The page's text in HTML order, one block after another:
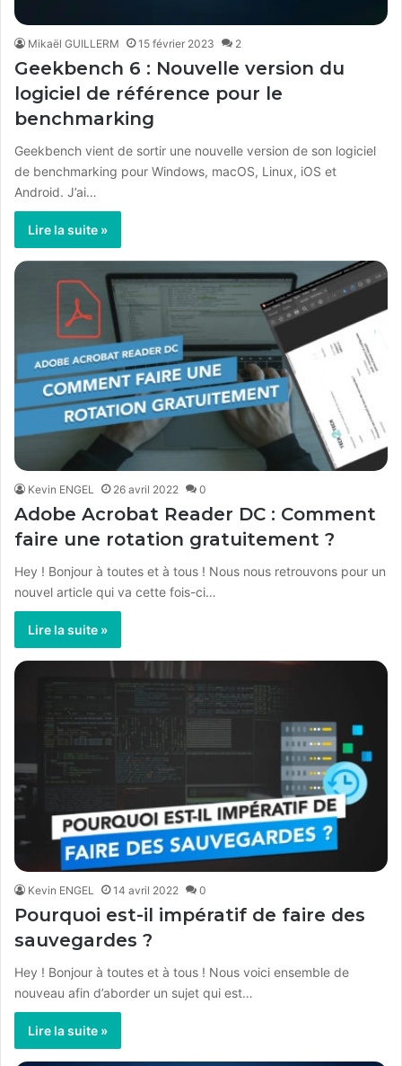
Mikaël GUILLERM 15 février 2023 2
Geekbench 6 : Nouvelle version du
logiciel de référence pour le
benchmarking
Geekbench vient de sortir une nouvelle version de son logiciel
de benchmarking pour Windows, macOS, Linux, iOS et
Android. J’ai…
Lire la suite »
Kevin ENGEL 26 avril 2022 0
Adobe Acrobat Reader DC : Comment
faire une rotation gratuitement ?
Hey ! Bonjour à toutes et à tous ! Nous nous retrouvons pour un
nouvel article qui va cette fois-ci…
Lire la suite »
Kevin ENGEL 14 avril 2022 0
Pourquoi est-il impératif de faire des
sauvegardes ?
Hey ! Bonjour à toutes et à tous ! Nous voici ensemble de
nouveau afin d’aborder un sujet qui est…
Lire la suite »